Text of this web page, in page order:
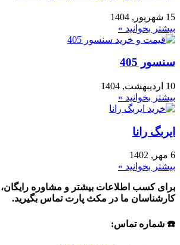
15 شهریور, 1404
بیشتر بخوانید »
سنسور 405
10 اردیبهشت, 1404
بیشتر بخوانید »
ایربگ رانا
6 مهر, 1402
بیشتر بخوانید »
برای کسب اطلاعات بیشتر و مشاوره رایگان،
کارشناسان ما در مکث پارت تماس بگیرید.
☎️ شماره تماس: